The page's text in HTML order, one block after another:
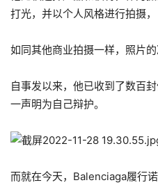
打光，并以个人风格进行拍摄，
如同其他商业拍摄一样，照片
自事发以来，他已收到了数百
一声明为自己辩护。
而就在今天，Balenciaga履行诺